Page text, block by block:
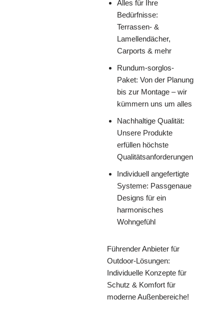
Alles für Ihre
Bedürfnisse:
Terrassen- &
Lamellendächer,
Carports & mehr
Rundum-sorglos-
Paket: Von der Planung
bis zur Montage – wir
kümmern uns um alles
Nachhaltige Qualität:
Unsere Produkte
erfüllen höchste
Qualitätsanforderungen
Individuell angefertigte
Systeme: Passgenaue
Designs für ein
harmonisches
Wohngefühl
Führender Anbieter für
Outdoor-Lösungen:
Individuelle Konzepte für
Schutz & Komfort für
moderne Außenbereiche!